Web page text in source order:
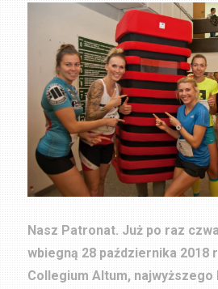
Nasz Patronat. Już po raz
wbiegną 28 października 2018
Collegium Altum, najwyższego